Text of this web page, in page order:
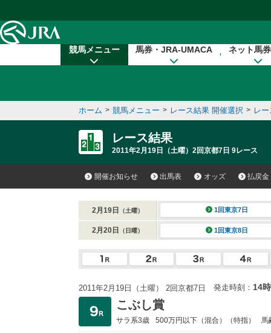
競馬メニュー 馬券・JRA-UMACA ネット馬
ホーム > 競馬メニュー > レース結果 開催選択 > レ
レース結果
2011年2月19日（土曜）2回京都7日 9レース
開催お知らせ 出馬表 オッズ 払戻金
2月19日 （土曜） 1回東京7日
2月20日 （日曜） 1回東京8日
2011年2月19日（土曜） 2回京都7日 発走時刻： 14
こぶし賞
サラ系3歳 500万円以下 （混合）（特指） 馬